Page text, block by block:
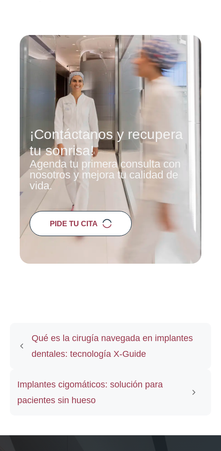
¡Contáctanos y recupera
tu sonrisa!
Agenda tu primera consulta con
nosotros y mejora tu calidad de
vida.
PIDE TU CITA
Qué es la cirugía navegada en implantes
dentales: tecnología X-Guide
Implantes cigomáticos: solución para
pacientes sin hueso